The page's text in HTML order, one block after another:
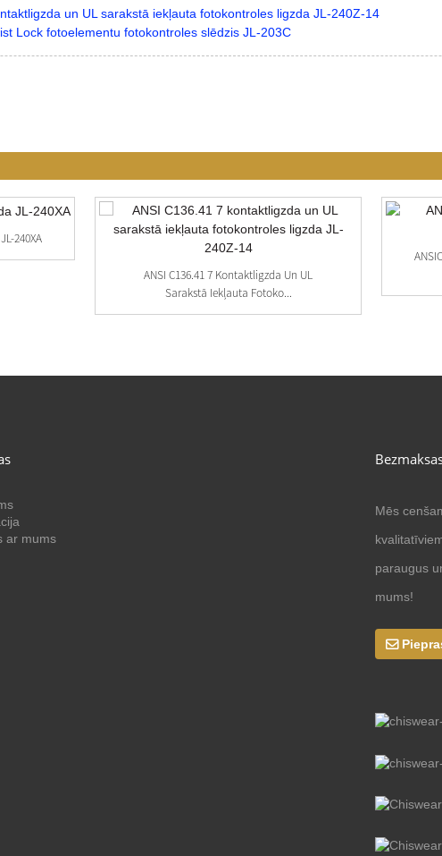
un UL sarakstā iekļauta fotokontroles ligzda JL-240Z-14
Lock fotoelementu fotokontroles slēdzis JL-203C
240XA
ANSI C136.41 7 Kontaktligzda Un UL
Sarakstā Iekļauta Fotoko...
ar mums
Mēs
paraugus
mums!